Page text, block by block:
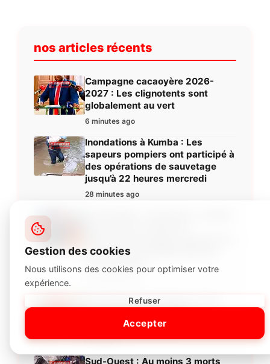
nos articles récents
Campagne cacaoyère 2026-
2027 : Les clignotents sont
globalement au vert
6 minutes ago
Inondations à Kumba : Les
sapeurs pompiers ont participé à
des opérations de sauvetage
jusqu’à 22 heures mercredi
28 minutes ago
pompage de 180000 M3/Jour
vers Yaoundé
Paul Fokam Kammogne a fui le
(Capitaine Effoudou)
1 jour ago
Sud-Ouest : Au moins 3 morts
Gestion des cookies
Nous utilisons des cookies pour optimiser votre
expérience.
Refuser
Accepter